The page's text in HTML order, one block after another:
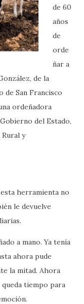
de 60
años
de
orde
ñar a
de la
de San Francisco
ordeñadora
del Estado,
y
esta herramienta no
le devuelve
a mano. Ya tenía
ahora pude
la mitad. Ahora
tiempo para